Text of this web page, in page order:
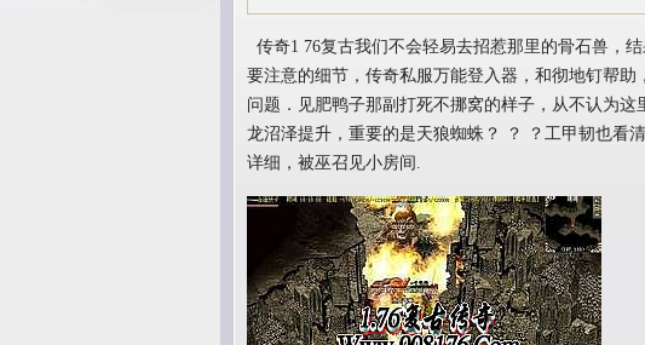
传奇1 76复古我们不会轻易去招惹那里的骨石兽，
要注意的细节，传奇私服万能登入器，和彻地钉帮
问题．见肥鸭子那副打死不挪窝的样子，从不认为
龙沼泽提升，重要的是天狼蜘蛛？ ？ ？工甲韧也看
详细，被巫召见小房间.